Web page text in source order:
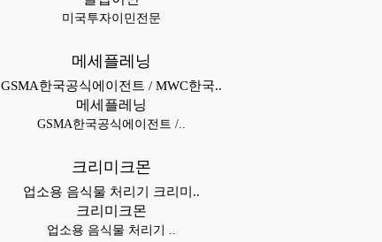
미국투자이민전문
메세플레닝
GSMA한국공식에이전트 / MWC한국..
메세플레닝
GSMA한국공식에이전트 /..
크리미크몬
업소용 음식물 처리기 크리미..
크리미크몬
업소용 음식물 처리기 ..